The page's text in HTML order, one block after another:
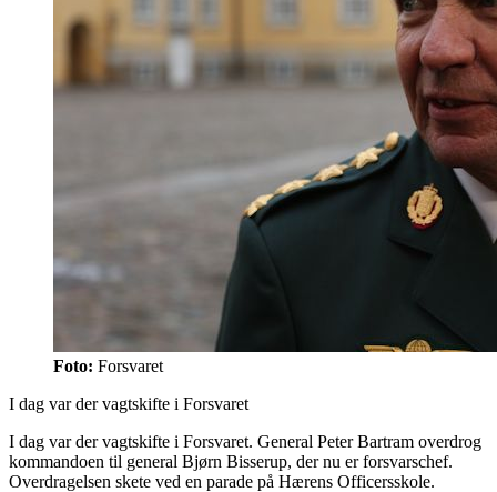
Foto: Forsvaret
I dag var der vagtskifte i Forsvaret
I dag var der vagtskifte i Forsvaret. General Peter Bartram overdrog
kommandoen til general Bjørn Bisserup, der nu er forsvarschef.
Overdragelsen skete ved en parade på Hærens Officersskole.